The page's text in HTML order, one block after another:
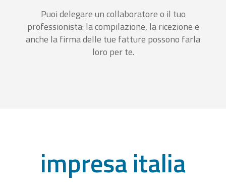
Puoi delegare un collaboratore o il tuo
professionista: la compilazione, la ricezione e
anche la firma delle tue fatture possono farla
loro per te.
impresa italia